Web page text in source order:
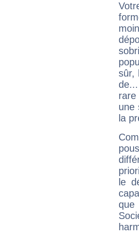
sûr,
rare
une
la
le
que